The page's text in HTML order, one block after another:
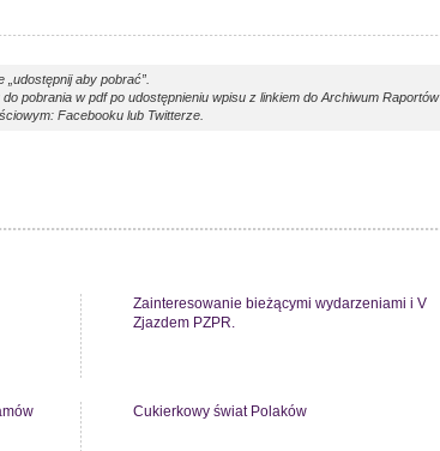
„udostępnij aby pobrać”.
pobrania w pdf po udostępnieniu wpisu z linkiem do Archiwum Raportów
Facebooku lub Twitterze.
Zainteresowanie bieżącymi wydarzeniami i V
Zjazdem PZPR.
Cukierkowy świat Polaków